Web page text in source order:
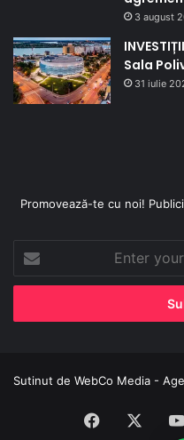
3 august
Sala
31 iulie
Promovează-te cu noi!
your
Email
Sutinut de WebCo Media -
Facebook